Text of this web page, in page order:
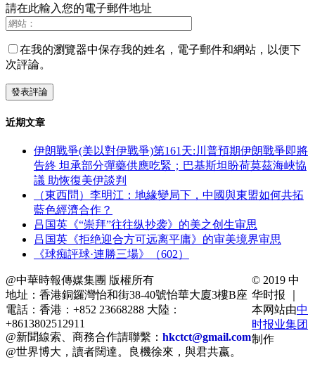
請在此輸入您的電子郵件地址
在我的瀏覽器中保存我的姓名，電子郵件和網站，以便下
次評論。
近期文章
伊朗戰爭(美以對伊戰爭)第161天:川普預期伊朗戰爭即將
告終 坦承部分彈藥供應吃緊；巴基斯坦盼荷莫茲海峽協
議 助恢復美伊談判
（東西問）李明江：地緣變局下，中國與東盟如何共拓
藍色經濟合作？
吕国英《“崇拜”往往纵抄袭》的美之创生审思
吕国英《拒绝迎合方可远离平庸》的审美境界审思
《球痴評球·連勝三場》（602）
@中華時報傳媒集團 版權所有
地址：香港銅鑼灣怡和街38-40號怡華大廈3樓B座
電話：香港：+852 23668288 大陸：
+8613802512911
@新聞線索、商務合作請聯繫： hkctct@gmail.com
@世界博大，讀者闊達。良機徐來，與君共嬴。
© 2019 中
华时报 ｜
本网站由中
时报业集团
制作